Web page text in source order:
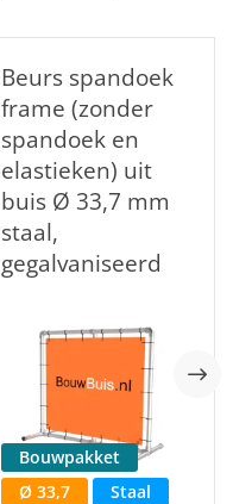
Beurs spandoek
frame (zonder
spandoek en
elastieken) uit
buis Ø 33,7 mm
staal,
gegalvaniseerd
Bouwpakket
Ø 33,7
Staal